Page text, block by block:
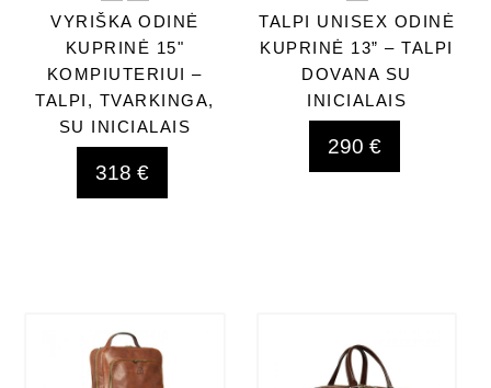
VYRIŠKA ODINĖ
KUPRINĖ 15"
KOMPIUTERIUI –
TALPI, TVARKINGA,
SU INICIALAIS
318 €
TALPI UNISEX ODINĖ
KUPRINĖ 13” – TALPI
DOVANA SU
INICIALAIS
290 €